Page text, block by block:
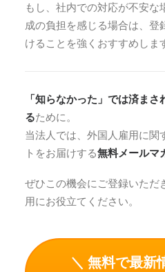
もし、社内での対応が不安
成の負担を感じる場合は、登
けることを強くおすすめしま
「知らなかった」では済ま
るために。
当法人では、外国人雇用に関
トをお届けする無料メールマ
ぜひこの機会にご登録いただ
用にお役立てください。
＼ 無料で最新